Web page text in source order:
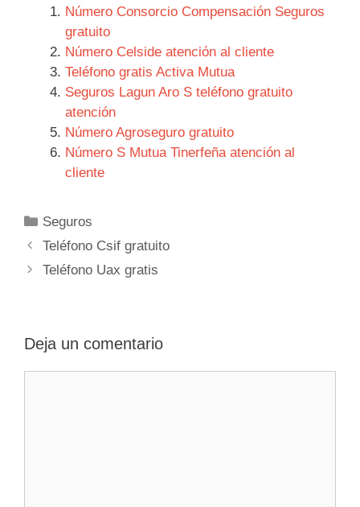
Número Consorcio Compensación Seguros
gratuito
Número Celside atención al cliente
Teléfono gratis Activa Mutua
Seguros Lagun Aro S teléfono gratuito
atención
Número Agroseguro gratuito
Número S Mutua Tinerfeña atención al
cliente
Categorías
Seguros
Navegación
de
Teléfono Csif gratuito
Teléfono Uax gratis
Deja un comentario